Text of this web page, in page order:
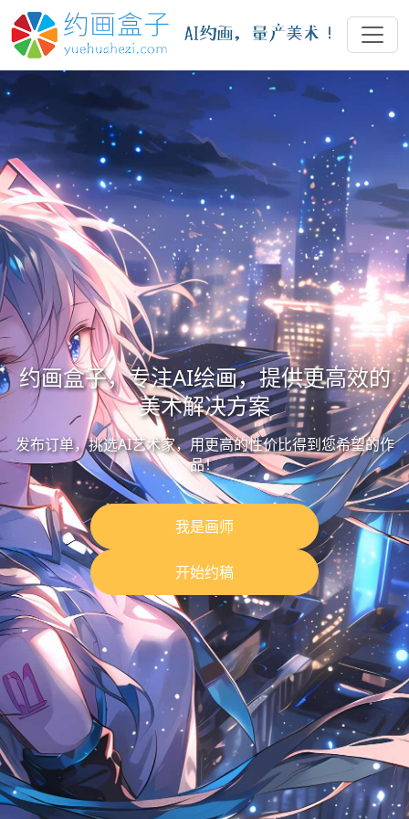
约画盒子，专注AI绘画，提供更高效的
美术解决方案
发布订单，挑选AI艺术家，用更高的性价比得到您希望的作
品！
我是画师
开始约稿